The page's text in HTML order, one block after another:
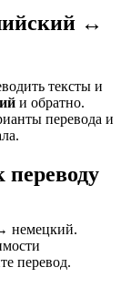
↔
тексты и
и обратно.
перевода и
переводу
немецкий.
перевод.